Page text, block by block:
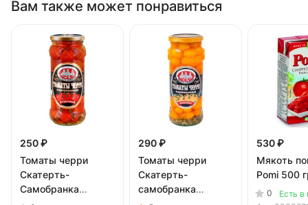
Вам также может понравиться
250 ₽
Томаты черри
Скатерть-
Самобранка
290 ₽
Томаты черри
Скатерть-
самобранка
530 ₽
Мякоть
Pomi 500
0
Есть в